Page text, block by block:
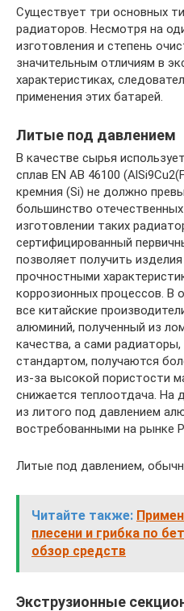
Существует три основных
радиаторов. Несмотря на
изготовления и степень
значительным отличиям в
характеристиках,
применения этих батарей.
Литые под давлением
В качестве сырья
сплав EN AB 46100
кремния (Si) не должно
большинство
изготовлении таких
сертифицированный
позволяет получить
прочностными
коррозионных процессов. В
все китайские
алюминий, полученный из
качества, а сами
стандартом, получаются
из-за высокой пористости
снижается теплоотдача.
из литого под давлением
востребованными на рынке
Литые под давлением,
Читайте также:
плесени и грибка по
обзор средств
Экструзионные